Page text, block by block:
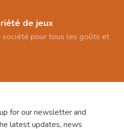
de jeux
société pour tous les goûts et
for our newsletter and
latest updates, news